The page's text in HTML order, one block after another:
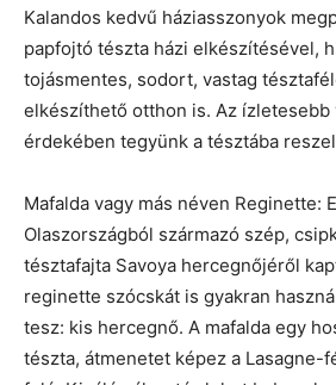
Kalandos kedvű háziasszonyok
papfojtó tészta házi elkészítésével,
tojásmentes, sodort, vastag
elkészíthető otthon is. Az ízletesebb
érdekében tegyünk a tésztába
Mafalda vagy más néven Reginette:
Olaszországból származó szép,
tésztafajta Savoya hercegnőjéről
reginette szócskát is gyakran
tesz: kis hercegnő. A mafalda egy
tészta, átmenetet képez a Lasagne-